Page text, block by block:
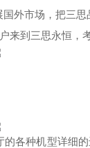
外市场，把三思
来到三思永恒，
各种机型详细